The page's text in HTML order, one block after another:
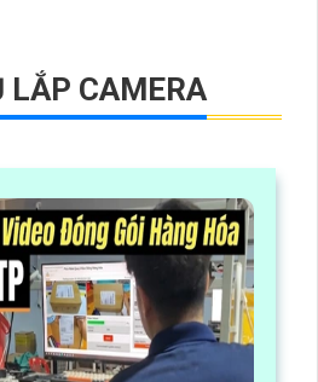
LẮP CAMERA